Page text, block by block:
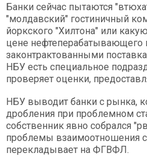
Банки сейчас пытаются
"молдавский" гостиничный
йоркского "Хилтона" или
цене нефтеперабатывающего
законтрактованными
НБУ есть специальное
проверяет оценки,
НБУ выводит банки с рынка,
дробления при проблемном
собственник явно собрался
проблемы взаимоотношения
перекладывает на ФГВФЛ.